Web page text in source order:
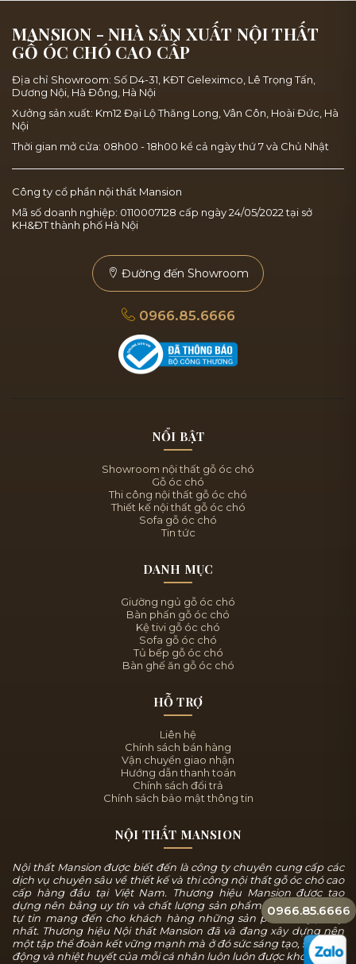
0966.85.6666
MANSION - NHÀ SẢN XUẤT NỘI THẤT
GỖ ÓC CHÓ CAO CẤP
Địa chỉ Showroom: Số D4-31, KĐT Geleximco, Lê Trọng Tấn,
Dương Nội, Hà Đông, Hà Nội
Xưởng sản xuất: Km12 Đại Lộ Thăng Long, Vân Côn, Hoài Đức, Hà
Nội
Thời gian mở cửa: 08h00 - 18h00 kể cả ngày thứ 7 và Chủ Nhật
Công ty cổ phần nội thất Mansion
Mã số doanh nghiệp: 0110007128 cấp ngày 24/05/2022 tại sở
KH&ĐT thành phố Hà Nội
Đường đến Showroom
0966.85.6666
NỔI BẬT
Showroom nội thất gỗ óc chó
Gỗ óc chó
Thi công nội thất gỗ óc chó
Thiết kế nội thất gỗ óc chó
Sofa gỗ óc chó
Tin tức
DANH MỤC
Giường ngủ gỗ óc chó
Bàn phấn gỗ óc chó
Kệ tivi gỗ óc chó
Sofa gỗ óc chó
Tủ bếp gỗ óc chó
Bàn ghế ăn gỗ óc chó
HỖ TRỢ
Liên hệ
Chính sách bán hàng
Vận chuyển giao nhận
Hướng dẫn thanh toán
Chính sách đổi trả
Chính sách bảo mật thông tin
NỘI THẤT MANSION
Nội thất Mansion được biết đến là công ty chuyên cung cấp các
dịch vụ chuyên sâu về thiết kế và thi công nội thất gỗ óc chó cao
cấp hàng đầu tại Việt Nam. Thương hiệu Mansion được tạo
dựng nên bằng uy tín và chất lượng sản phẩm, chúng tôi luôn
tự tin mang đến cho khách hàng những sản phẩm tuyệt mỹ
nhất. Thương hiệu Nội thất Mansion đã và đang xây dựng nên
một tập thể đoàn kết vững mạnh mà ở đó sức sáng tạo, sự năng
động và nhiệt huyết của mỗi cá nhân luôn luôn được khơi dậy và